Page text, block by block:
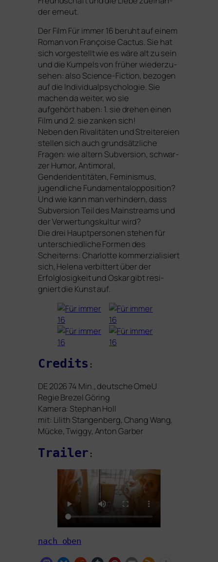
der erneut.
Der Film Für immer 16 beruht auf einem
Roman von Françoise Cactus. Sie hat
sich vor­ge­stellt wie es wäre alt zu sein
und die Kumpels von frü­her wie­der­zu­
se­hen: also Science-Fiction, bezo­gen
auf die Individualpsychologie. Sie
machen da wei­ter, wo sie
auf­ge­hört haben: 1. sie dre­hen einen
Film und 2. sie zan­ken sich!
Neben den Rivalitäten und Streitereien
stel­len sich auch grund­sätz­li­che
Fragen: wie altern Subversion, schwar­
zer Humor, Antimoral,
Genderidentitäten, Feminismus,
jugend­li­che Fundamentalopposition?
Und wie kann man ver­hin­dern, dass
Subversion Teil des Mainstreams und
der Verwertungskultur wird?
Die drei Hauptpersonen ste­hen für
unter­schied­li­che Formen des
Scheiterns: Charlotte kom­mer­zia­li­siert
sich, Helena ver­bit­tert über der
Erfolglosigkeit und Oskar gibt resi­
gniert die Kunst auf.
Credits :
DE2026 74 Min., deut­sche OmeU
Regie Brezel Göring
Kamera: Stephan Holl
mit: Lilith Stangenberg, Chang Wang,
Mücke, Twiggy, Anton Garber
Trailer :
nach oben